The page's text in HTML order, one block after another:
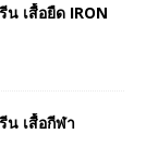
น เสื้อยืด IRON
น เสื้อกีฬา